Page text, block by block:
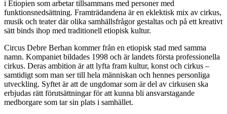
i Etiopien som arbetar tillsammans med personer med
funktionsnedsättning. Framträdandena är en eklektisk mix av cirkus,
musik och teater där olika samhällsfrågor gestaltas och på ett kreativt
sätt binds ihop med traditionell etiopisk kultur.
Circus Debre Berhan kommer från en etiopisk stad med samma
namn. Kompaniet bildades 1998 och är landets första professionella
cirkus. Deras ambition är att lyfta fram kultur, konst och cirkus –
samtidigt som man ser till hela människan och hennes personliga
utveckling. Syftet är att de ungdomar som är del av cirkusen ska
erbjudas rätt förutsättningar för att kunna bli ansvarstagande
medborgare som tar sin plats i samhället.